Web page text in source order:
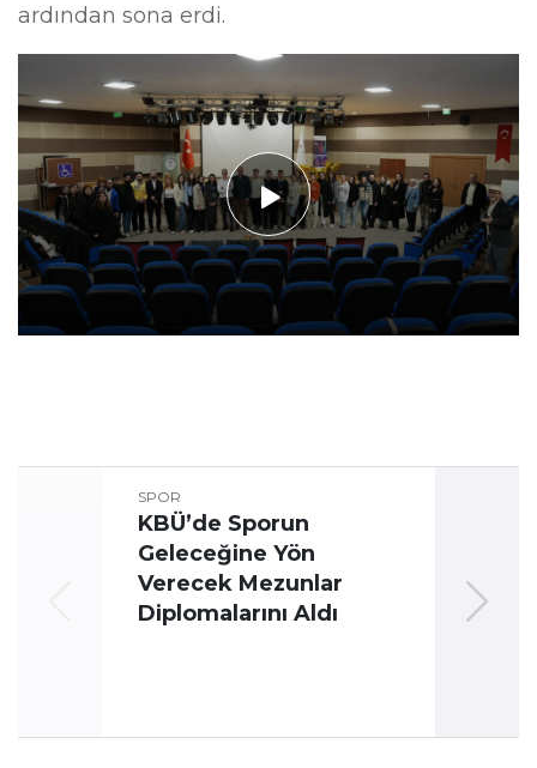
ardından sona erdi.
SPOR
KBÜ’de Sporun
Geleceğine Yön
Verecek Mezunlar
Diplomalarını Aldı